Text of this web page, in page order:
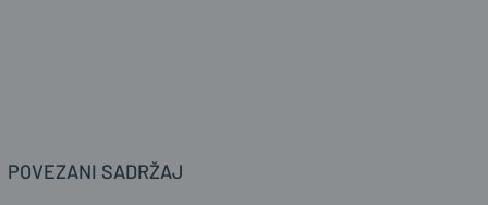
POVEZANI SADRŽAJ